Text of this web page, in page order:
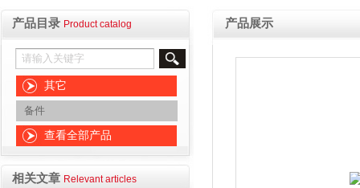
产品目录 Product catalog
其它
备件
查看全部产品
相关文章 Relevant articles
产品展示